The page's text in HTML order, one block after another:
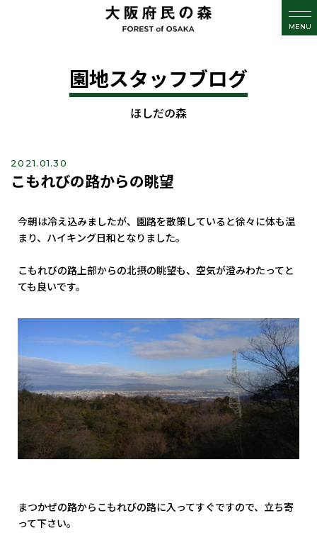
MENU
園地スタッフブログ
ほしだの森
2021.01.30
こもれびの路からの眺望
今朝は冷え込みましたが、園路を散策していると徐々に体も温
まり、ハイキング日和となりました。
こもれびの路上部からの北摂の眺望も、空気が澄みわたってと
ても良いです。
まつかぜの路からこもれびの路に入ってすぐですので、立ち寄
って下さい。